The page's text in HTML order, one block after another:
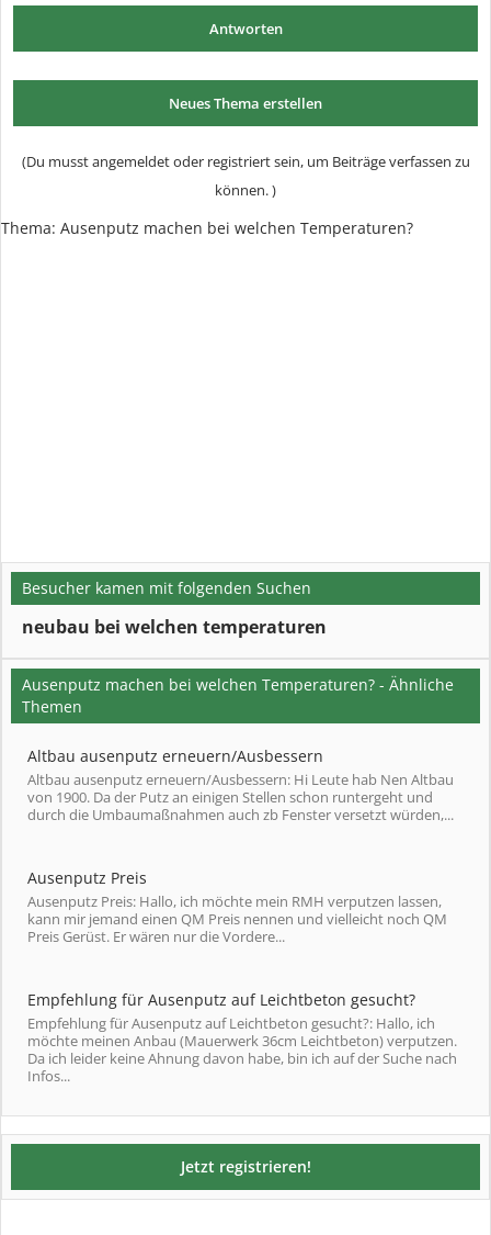
Antworten
Neues Thema erstellen
(Du musst angemeldet oder registriert sein, um Beiträge verfassen zu
können. )
Thema: Ausenputz machen bei welchen Temperaturen?
Besucher kamen mit folgenden Suchen
neubau bei welchen temperaturen
Ausenputz machen bei welchen Temperaturen? - Ähnliche
Themen
Altbau ausenputz erneuern/Ausbessern
Altbau ausenputz erneuern/Ausbessern: Hi Leute hab Nen Altbau
von 1900. Da der Putz an einigen Stellen schon runtergeht und
durch die Umbaumaßnahmen auch zb Fenster versetzt würden,...
Ausenputz Preis
Ausenputz Preis: Hallo, ich möchte mein RMH verputzen lassen,
kann mir jemand einen QM Preis nennen und vielleicht noch QM
Preis Gerüst. Er wären nur die Vordere...
Empfehlung für Ausenputz auf Leichtbeton gesucht?
Empfehlung für Ausenputz auf Leichtbeton gesucht?: Hallo, ich
möchte meinen Anbau (Mauerwerk 36cm Leichtbeton) verputzen.
Da ich leider keine Ahnung davon habe, bin ich auf der Suche nach
Infos...
Jetzt registrieren!